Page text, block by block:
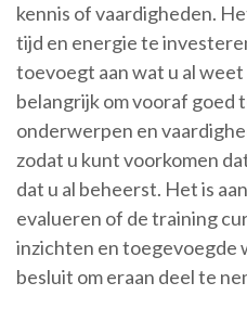
kennis of vaardigheden.
tijd en energie te
toevoegt aan wat u al
belangrijk om vooraf goed
onderwerpen en
zodat u kunt voorkomen
dat u al beheerst. Het is
evalueren of de training
inzichten en toegevoegde
besluit om eraan deel te